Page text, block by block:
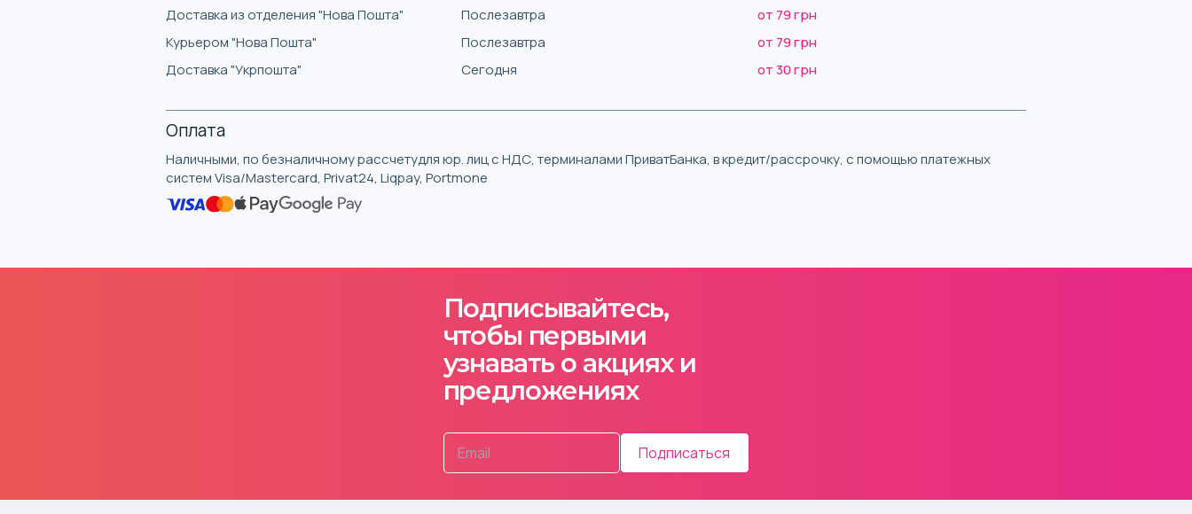
Доставка из отделения "Нова Пошта" Послезавтра
от 79 грн
Курьером "Нова Пошта"
Послезавтра
от 79 грн
Доставка "Укрпошта"
Сегодня от 30 грн
Оплата
Наличными, по безналичному рассчетудля юр. лиц с НДС, терминалами ПриватБанка, в кредит/рассрочку, с помощью платежных
систем Visa/Mastercard, Privat24, Liqpay, Portmone
Подписывайтесь,
чтобы первыми
узнавать о акциях и
предложениях
Подписаться